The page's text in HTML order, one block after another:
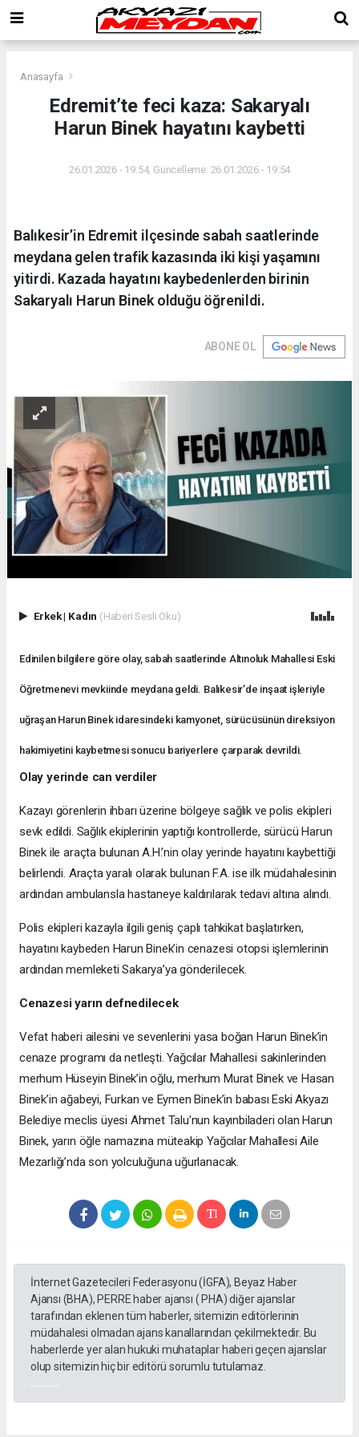
Anasayfa
Edremit’te feci kaza: Sakaryalı
Harun Binek hayatını kaybetti
26.01.2026 - 19:54, Güncelleme: 26.01.2026 - 19:54
Balıkesir’in Edremit ilçesinde sabah saatlerinde
meydana gelen trafik kazasında iki kişi yaşamını
yitirdi. Kazada hayatını kaybedenlerden birinin
Sakaryalı Harun Binek olduğu öğrenildi.
ABONE OL
Erkek| Kadın (Haberi Sesli Oku)
Edinilen bilgilere göre olay, sabah saatlerinde Altınoluk Mahallesi Eski
Öğretmenevi mevkiinde meydana geldi. Balıkesir’de inşaat işleriyle
uğraşan Harun Binek idaresindeki kamyonet, sürücüsünün direksiyon
hakimiyetini kaybetmesi sonucu bariyerlere çarparak devrildi.
Olay yerinde can verdiler
Kazayı görenlerin ihbarı üzerine bölgeye sağlık ve polis ekipleri
sevk edildi. Sağlık ekiplerinin yaptığı kontrollerde, sürücü Harun
Binek ile araçta bulunan A.H.’nin olay yerinde hayatını kaybettiği
belirlendi. Araçta yaralı olarak bulunan F.A. ise ilk müdahalesinin
ardından ambulansla hastaneye kaldırılarak tedavi altına alındı.
Polis ekipleri kazayla ilgili geniş çaplı tahkikat başlatırken,
hayatını kaybeden Harun Binek’in cenazesi otopsi işlemlerinin
ardından memleketi Sakarya’ya gönderilecek.
Cenazesi yarın defnedilecek
Vefat haberi ailesini ve sevenlerini yasa boğan Harun Binek’in
cenaze programı da netleşti. Yağcılar Mahallesi sakinlerinden
merhum Hüseyin Binek’in oğlu, merhum Murat Binek ve Hasan
Binek’in ağabeyi, Furkan ve Eymen Binek’in babası Eski Akyazı
Belediye meclis üyesi Ahmet Talu'nun kayınbiladeri olan Harun
Binek, yarın öğle namazına müteakip Yağcılar Mahallesi Aile
Mezarlığı’nda son yolculuğuna uğurlanacak.
İnternet Gazetecileri Federasyonu (İGFA), Beyaz Haber
Ajansı (BHA), PERRE haber ajansı ( PHA) diğer ajanslar
tarafından eklenen tüm haberler, sitemizin editörlerinin
müdahalesi olmadan ajans kanallarından çekilmektedir. Bu
haberlerde yer alan hukuki muhataplar haberi geçen ajanslar
olup sitemizin hiç bir editörü sorumlu tutulamaz.